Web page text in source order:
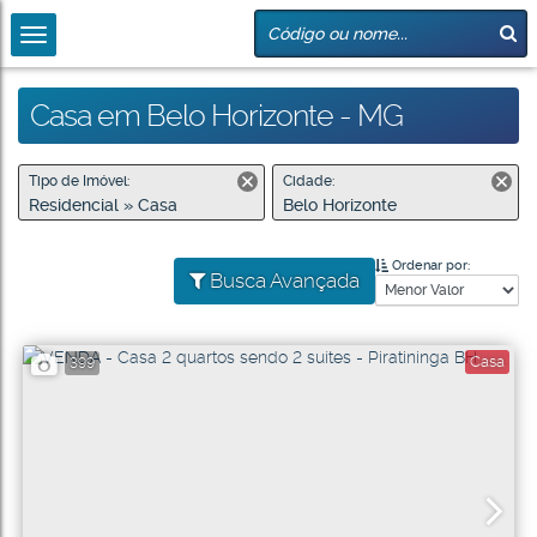
Casa em Belo Horizonte - MG
Tipo de Imóvel:
Residencial » Casa
Cidade:
Belo Horizonte
Busca Avançada
Ordenar por:
399 Casa